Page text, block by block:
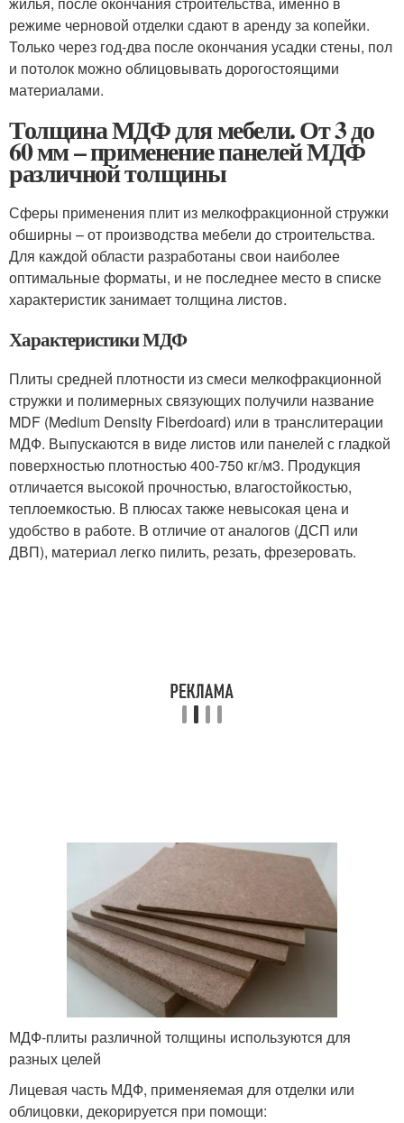
режиме черновой отделки сдают в аренду за копейки.
Только через год-два после окончания усадки стены, пол
и потолок можно облицовывать дорогостоящими
материалами.
Толщина МДФ для мебели. От 3 до
60 мм – применение панелей МДФ
различной толщины
Сферы применения плит из мелкофракционной стружки
обширны – от производства мебели до строительства.
Для каждой области разработаны свои наиболее
оптимальные форматы, и не последнее место в списке
характеристик занимает толщина листов.
Характеристики МДФ
Плиты средней плотности из смеси мелкофракционной
стружки и полимерных связующих получили название
MDF (Medium Density Fiberdoard) или в транслитерации
МДФ. Выпускаются в виде листов или панелей с гладкой
поверхностью плотностью 400-750 кг/м3. Продукция
отличается высокой прочностью, влагостойкостью,
теплоемкостью. В плюсах также невысокая цена и
удобство в работе. В отличие от аналогов (ДСП или
ДВП), материал легко пилить, резать, фрезеровать.
МДФ-плиты различной толщины используются для
разных целей
Лицевая часть МДФ, применяемая для отделки или
облицовки, декорируется при помощи: